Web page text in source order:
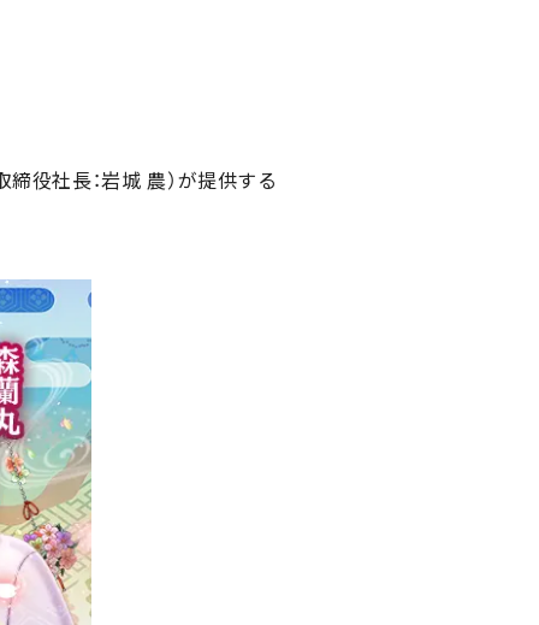
役社長：岩城 農）が提供する